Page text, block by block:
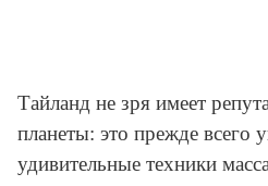
Тайланд не зря имеет
планеты: это прежде всего
удивительные техники